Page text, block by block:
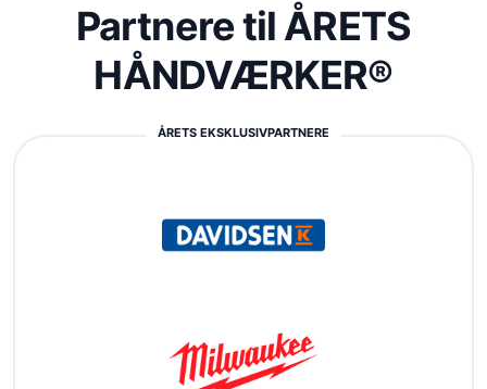
Partnere til ÅRETS
HÅNDVÆRKER®
ÅRETS EKSKLUSIVPARTNERE